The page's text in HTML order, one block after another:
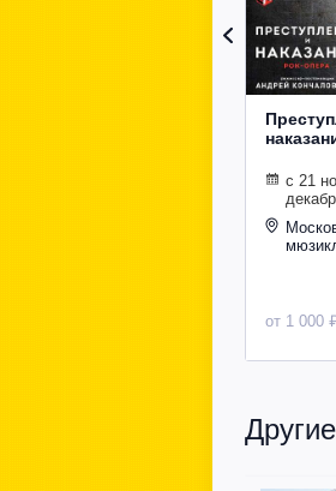
с 21
от 1 000